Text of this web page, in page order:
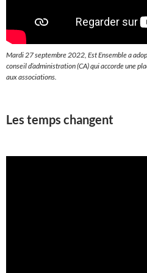
Mardi 27 septembre 2022, Est Ensemble a
conseil d’administration (CA) qui accorde une
aux associations.
Les temps changent